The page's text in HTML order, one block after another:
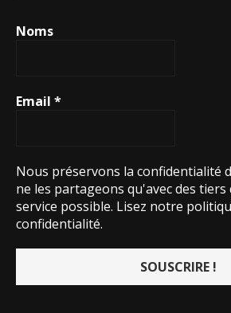
Noms
Email *
Nous préservons la confidentialité
ne les partageons qu'avec des tiers
service possible. Lisez notre
confidentialité.